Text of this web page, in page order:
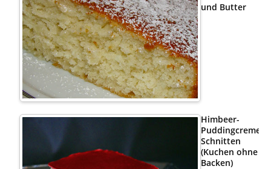
und Butter
Himbeer-
Puddingcreme
Schnitten
(Kuchen ohne
Backen)